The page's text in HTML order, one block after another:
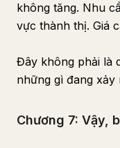
không tăng. Nhu
vực thành thị. Giá
Đây không phải là
những gì đang xảy
Chương 7: Vậy,